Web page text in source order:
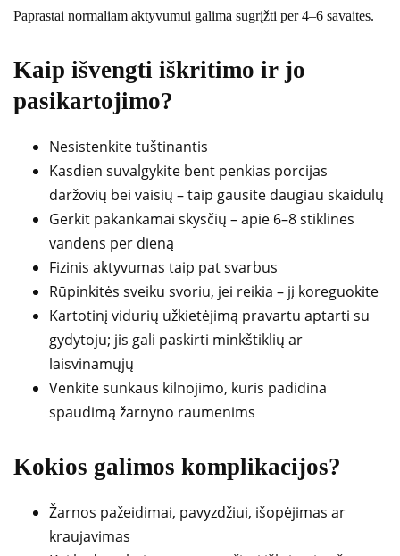
Paprastai normaliam aktyvumui galima sugrįžti per 4–6 savaites.
Kaip išvengti iškritimo ir jo
pasikartojimo?
Nesistenkite tuštinantis
Kasdien suvalgykite bent penkias porcijas
daržovių bei vaisių – taip gausite daugiau skaidulų
Gerkit pakankamai skysčių – apie 6–8 stiklines
vandens per dieną
Fizinis aktyvumas taip pat svarbus
Rūpinkitės sveiku svoriu, jei reikia – jį koreguokite
Kartotinį vidurių užkietėjimą pravartu aptarti su
gydytoju; jis gali paskirti minkštiklių ar
laisvinamųjų
Venkite sunkaus kilnojimo, kuris padidina
spaudimą žarnyno raumenims
Kokios galimos komplikacijos?
Žarnos pažeidimai, pavyzdžiui, išopėjimas ar
kraujavimas